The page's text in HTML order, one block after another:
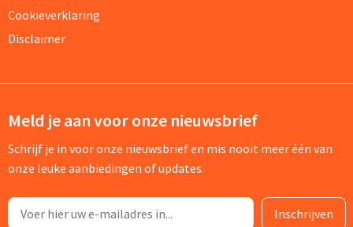
Cookieverklaring
Disclaimer
Meld je aan voor onze nieuwsbrief
Schrijf je in voor onze nieuwsbrief en mis nooit meer één van
onze leuke aanbiedingen of updates.